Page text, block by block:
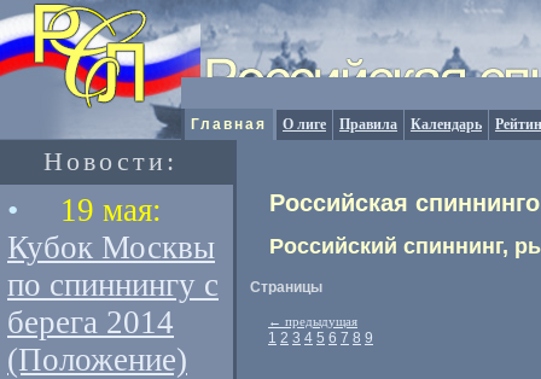
Главная О лиге Правила Календарь
Новости:
• 19 мая:
Кубок Москвы
по спиннингу с
берега 2014
(Положение)
Российская
Российский спиннинг,
Страницы
← предыдущая
1 2 3 4 5 6 7 8 9